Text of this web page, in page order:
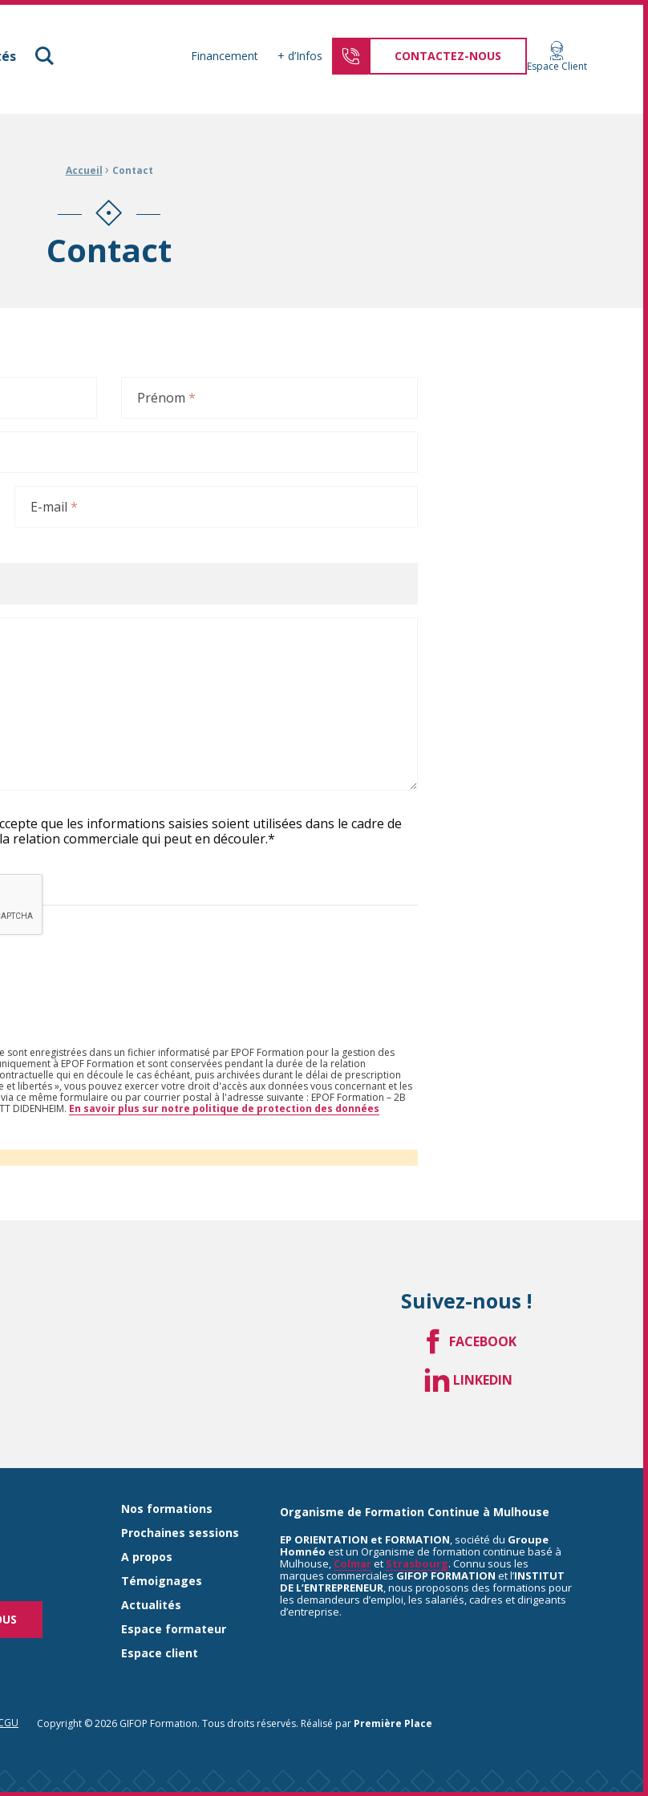
Financement + d’Infos CONTACTEZ-NOUS
Espace Client
Accueil › Contact
Contact
Prénom *
E-mail *
que les informations saisies soient utilisées dans le cadre de
relation commerciale qui peut en découler.*
enregistrées dans un fichier informatisé par EPOF Formation pour la gestion des
à EPOF Formation et sont conservées pendant la durée de la relation
qui en découle le cas échéant, puis archivées durant le délai de prescription
libertés », vous pouvez exercer votre droit d'accès aux données vous concernant et les
ce même formulaire ou par courrier postal à l'adresse suivante : EPOF Formation – 2B
DIDENHEIM. En savoir plus sur notre politique de protection des données
Suivez-nous !
FACEBOOK
LINKEDIN
Nos formations
Prochaines sessions
A propos
Témoignages
Actualités
Espace formateur
Espace client
Organisme de Formation Continue à Mulhouse
EP ORIENTATION et FORMATION, société du Groupe
Homnéoest un Organisme de formation continue basé à
Mulhouse, Colmaret Strasbourg. Connu sous les
marques commercialesGIFOP FORMATION et l’INSTITUT
DE L’ENTREPRENEUR, nous proposons des formations pour
les demandeurs d’emploi, les salariés, cadres et dirigeants
d’entreprise.
Copyright © 2026 GIFOP Formation. Tous droits réservés. Réalisé par Première Place